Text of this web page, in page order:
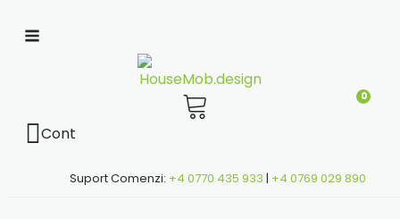
0
Cont
Suport Comenzi: +4 0770 435 933 | +4 0769 029 890